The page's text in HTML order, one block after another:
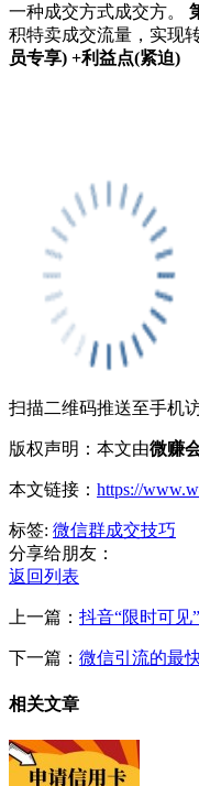
一种成交方式成交方。
积特卖成交流量，实现
员专享) +利益点(紧迫)
扫描二维码推送至手机访
版权声明：本文由微赚
本文链接： https://
标签: 微信群成交技巧
分享给朋友：
返回列表
上一篇： 抖音“限时可见
下一篇： 微信引流的最
相关文章